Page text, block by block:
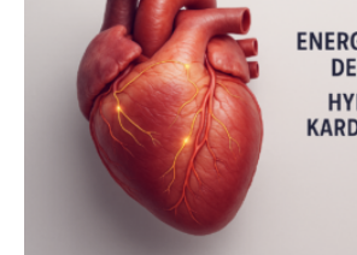
sogenannte Organoide – genutzt
vorab zu prüfen, welche
wirken. Dabei wurde ein Eiweiß
als Biomarker für die Wahl der
dienen könnte. Darmkrebs zählt
häufigsten Krebsarten und stellt…